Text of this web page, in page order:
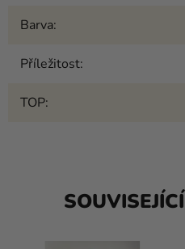
Barva:
Příležitost:
TOP: